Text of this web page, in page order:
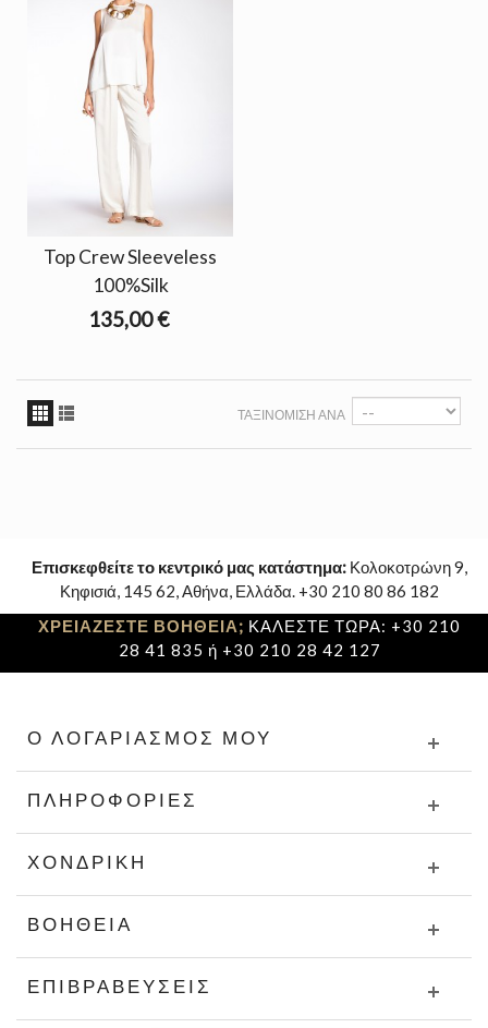
Top Crew Sleeveless
100%Silk
135,00 €
ΤΑΞΙΝΌΜΙΣΗ ΑΝΆ
Επισκεφθείτε το κεντρικό μας κατάστημα: Κολοκοτρώνη 9,
Κηφισιά, 145 62, Αθήνα, Ελλάδα. +30 210 80 86 182
ΧΡΕΙΑΖΕΣΤΕ ΒΟΗΘΕΙΑ; ΚΑΛΕΣΤΕ ΤΩΡΑ: +30 210
28 41 835 ή +30 210 28 42 127
Ο ΛΟΓΑΡΙΑΣΜΌΣ ΜΟΥ
ΠΛΗΡΟΦΟΡΊΕΣ
ΧΟΝΔΡΙΚΉ
ΒΟΉΘΕΙΑ
ΕΠΙΒΡΑΒΕΎΣΕΙΣ